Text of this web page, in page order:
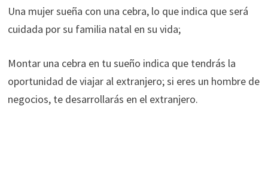
Una mujer sueña con una cebra, lo que indica que será
cuidada por su familia natal en su vida;
Montar una cebra en tu sueño indica que tendrás la
oportunidad de viajar al extranjero; si eres un hombre de
negocios, te desarrollarás en el extranjero.